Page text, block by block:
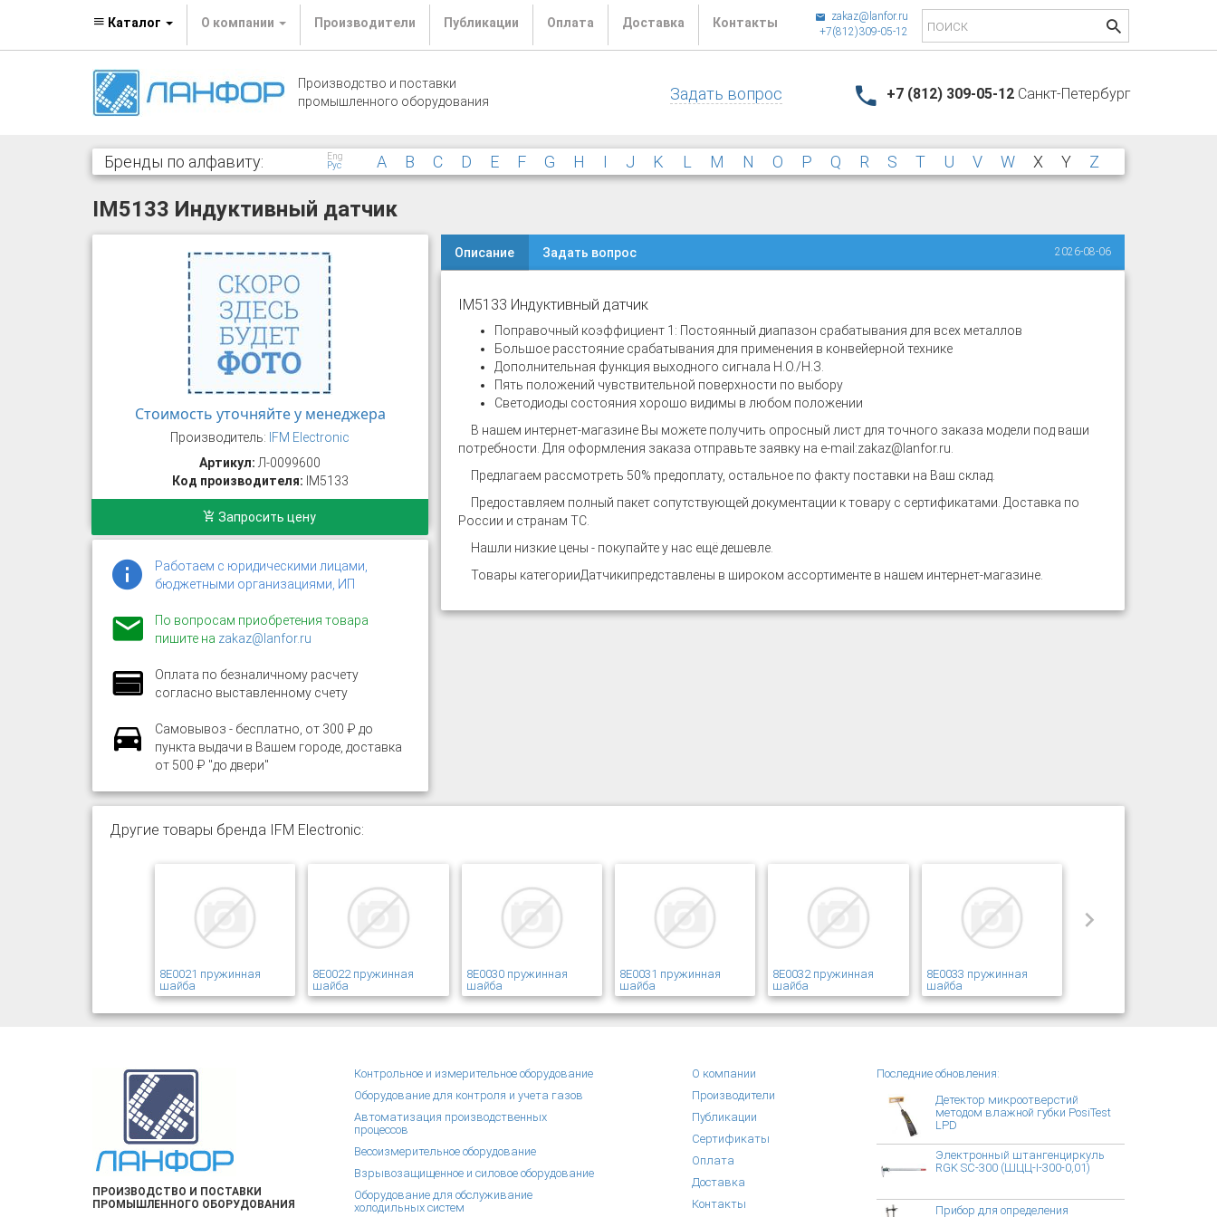
Каталог О компании Производители Публикации Оплата Доставка Контакты
zakaz@lanfor.ru
+7(812)309-05-12
Производство и поставки
промышленного оборудования
Задать вопрос +7 (812) 309-05-12 Санкт-Петербург
Бренды по алфавиту:
Eng
Рус
A B C D E F G H I J K L M N O P Q R S T U VW X Y Z
IM5133 Индуктивный датчик
Стоимость уточняйте у менеджера
Производитель: IFM Electronic
Артикул: Л-0099600
Код производителя: IM5133
Запросить цену
Работаем с юридическими лицами,
бюджетными организациями, ИП
По вопросам приобретения товара
пишите на zakaz@lanfor.ru
Оплата по безналичному расчету
согласно выставленному счету
Самовывоз - бесплатно, от 300 ₽ до
пункта выдачи в Вашем городе, доставка
от 500 ₽ "до двери"
Описание Задать вопрос 2026-08-06
IM5133 Индуктивный датчик
Поправочный коэффициент 1: Постоянный диапазон срабатывания для всех металлов
Большое расстояние срабатывания для применения в конвейерной технике
Дополнительная функция выходного сигнала Н.О./Н.З.
Пять положений чувствительной поверхности по выбору
Светодиоды состояния хорошо видимы в любом положении
В нашем интернет-магазине Вы можете получить опросный лист для точного заказа модели под ваши
потребности. Для оформления заказа отправьте заявку на e-mail:zakaz@lanfor.ru
Предлагаем рассмотреть 50% предоплату, остальное по факту поставки на Ваш склад.
Предоставляем полный пакет сопутствующей документации к товару с сертификатами. Доставка по
России и странам ТС.
Нашли низкие цены - покупайте у нас ещё дешевле.
Товары категорииДатчикипредставлены в широком ассортименте в нашем интернет-магазине.
Другие товары бренда IFM Electronic:
8E0021 пружинная
шайба
8E0022 пружинная
шайба
8E0030 пружинная
шайба
8E0031 пружинная
шайба
8E0032 пружинная
шайба
8E0033 пружинная
шайба
ПРОИЗВОДСТВО И ПОСТАВКИ
ПРОМЫШЛЕННОГО ОБОРУДОВАНИЯ
Контрольное и измерительное оборудование
Оборудование для контроля и учета газов
Автоматизация производственных
процессов
Весоизмерительное оборудование
Взрывозащищенное и силовое оборудование
Оборудование для обслуживание
холодильных систем
О компании
Производители
Публикации
Сертификаты
Оплата
Доставка
Контакты
Последние обновления:
Детектор микроотверстий
методом влажной губки PosiTest
LPD
Электронный штангенциркуль
RGK SC-300 (ШЦЦ-I-300-0,01)
Прибор для определения